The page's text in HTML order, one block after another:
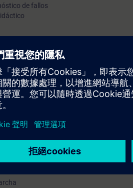
de fallos
para poder llevar a cabo la
motores
automatización y accionamientos